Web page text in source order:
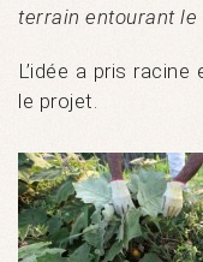
terrain entourant le
L’idée a pris
le projet.